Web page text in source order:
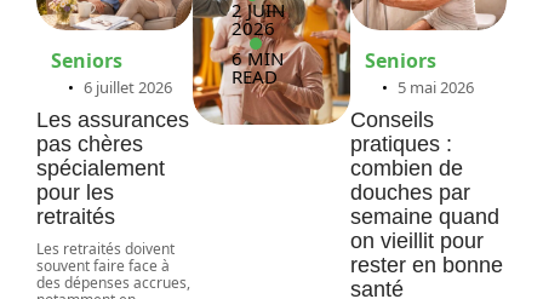
Seniors
6 juillet 2026
Les assurances
pas chères
spécialement
pour les
retraités
Les retraités doivent
souvent faire face à
des dépenses accrues,
2 JUIN
2026
6 MIN
READ
Seniors
5 mai 2026
Conseils
pratiques :
combien de
douches par
semaine quand
on vieillit pour
rester en bonne
santé